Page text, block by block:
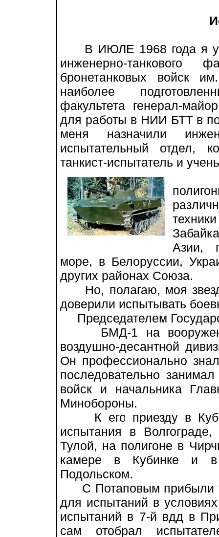
В ИЮЛЕ 1968 года я
инженерно-танкового
бронетанковых войск
наиболее
факультета генерал-
для работы в НИИ БТТ в
меня назначили
испытательный отдел,
танкист-испытатель и
Азии,
море, в Белоруссии,
других районах Союза.
Но, полагаю, моя
доверили испытывать
Председателем
БМД-1 на
воздушно-десантной
Он профессионально
последовательно
войск и начальника
Минобороны.
К его приезду в
испытания в
Тулой, на полигоне в
камере в Кубинке и
Подольском.
С Потаповым прибыли
для испытаний в
испытаний в 7-й вдд в
сам отобрал